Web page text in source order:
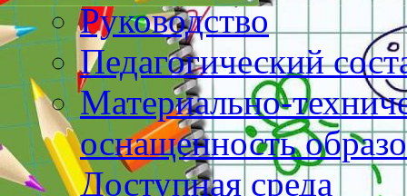
Руководство
Педагогический
Материально-
оснащенность
Доступная среда